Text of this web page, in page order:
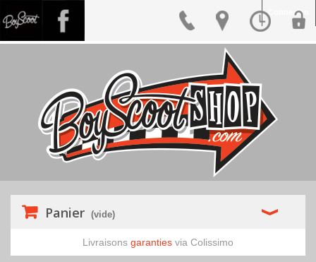
Connexion
Panier (vide)
Livraisons garanties via Colissimo